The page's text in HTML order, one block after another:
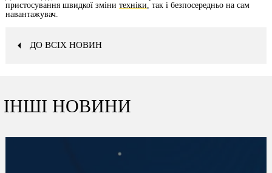
пристосування швидкої зміни техніки , так і безпосередньо на сам
навантажувач.
ДО ВСІХ НОВИН
ІНШІ НОВИНИ